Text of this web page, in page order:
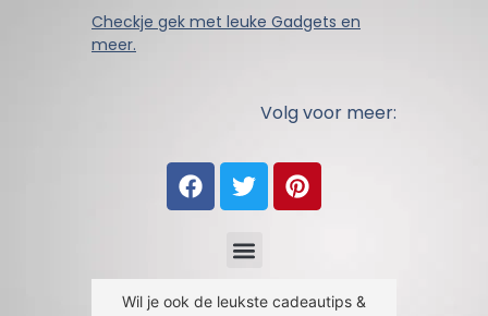
Checkje gek met leuke Gadgets en
meer.
Volg voor meer:
Wil je ook de leukste cadeautips &